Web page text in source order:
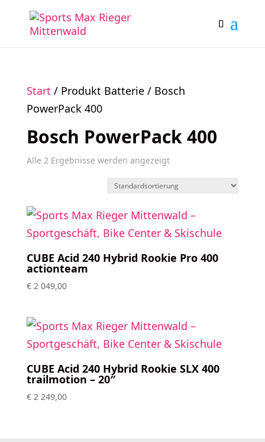
Start / Produkt Batterie / Bosch
PowerPack 400
Bosch PowerPack 400
Alle 2 Ergebnisse werden angezeigt
CUBE Acid 240 Hybrid Rookie Pro 400
actionteam
€2 049,00
CUBE Acid 240 Hybrid Rookie SLX 400
trailmotion – 20″
€2 249,00